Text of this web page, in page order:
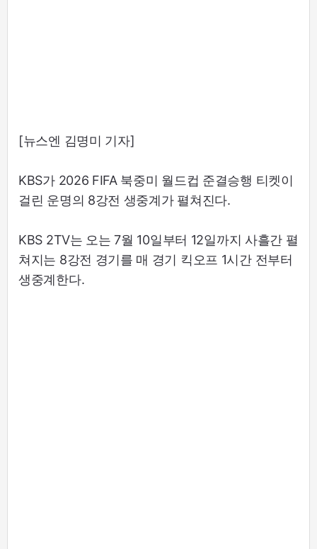
[뉴스엔 김명미 기자]
KBS가 2026 FIFA 북중미 월드컵 준결승행 티켓이
걸린 운명의 8강전 생중계가 펼쳐진다.
KBS 2TV는 오는 7월 10일부터 12일까지 사흘간 펼
쳐지는 8강전 경기를 매 경기 킥오프 1시간 전부터
생중계한다.